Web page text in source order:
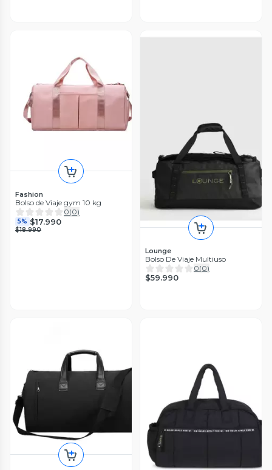
Fashion
Bolso de Viaje gym 10 kg
0(0)
5% $17.990
$18.990
Lounge
Bolso De Viaje Multiuso
0(0)
$59.990